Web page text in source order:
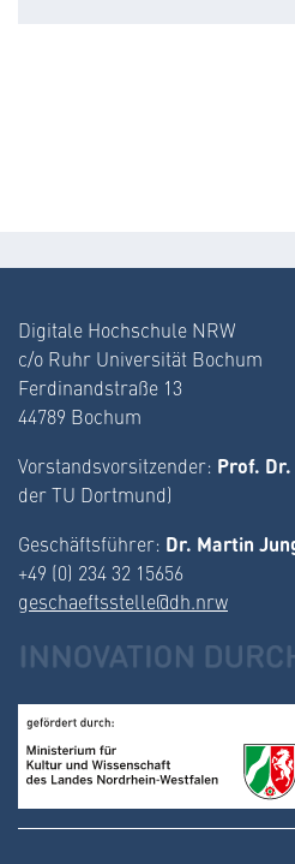
Digitale Hochschule NRW
c/o Ruhr Universität Bochum
Ferdinandstraße 13
44789 Bochum
Vorstandsvorsitzender: Prof.
der TU Dortmund)
Geschäftsführer: Dr. Martin
+49 (0) 234 32 15656
geschaeftsstelle@dh.nrw